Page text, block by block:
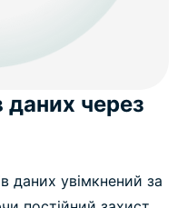
даних через
даних увімкнений за